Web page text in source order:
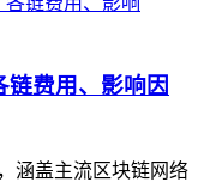
费用、影响因
涵盖主流区块链网络